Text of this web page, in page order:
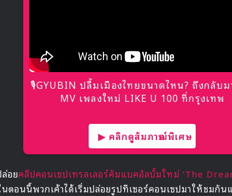
🎙GYUBIN ปลื้มเมืองไทยขนาดไหน? ถึงกลับม
MV เพลงใหม่ LIKE U 100 ที่กรุงเทพ
▶ คลิกดูสัมภาษณ์พิเศษ
อยคลิปคอนเซปเทรลเลอร์คัมแบคอัลบั้มใหม่ ‘The
นตอนนี้พวกเค้าได้เริ่มปล่อยรูปทีเซอร์คอนเซปมาให้ชมกัน